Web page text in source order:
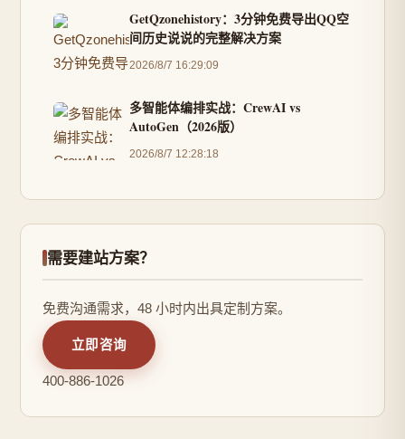
GetQzonehistory：3分钟免费导出QQ空
间历史说说的完整解决方案
2026/8/7 16:29:09
多智能体编排实战：CrewAI vs
AutoGen（2026版）
2026/8/7 12:28:18
需要建站方案？
免费沟通需求，48 小时内出具定制方案。
立即咨询
400-886-1026